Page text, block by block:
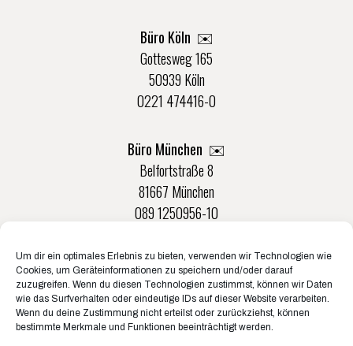
Um dir ein optimales Erlebnis zu bieten, verwenden wir Technologien wie
Cookies, um Geräteinformationen zu speichern und/oder darauf
zuzugreifen. Wenn du diesen Technologien zustimmst, können wir Daten
wie das Surfverhalten oder eindeutige IDs auf dieser Website verarbeiten.
Wenn du deine Zustimmung nicht erteilst oder zurückziehst, können
bestimmte Merkmale und Funktionen beeinträchtigt werden.
Büro Köln ✉️
Gottesweg 165
50939 Köln
0221 474416-0
Büro München ✉️
Belfortstraße 8
81667 München
089 1250956-10
Büro Münster ✉️
Rudolf-Von-Langen-Str. 42
48147 Münster
0251 20132-0